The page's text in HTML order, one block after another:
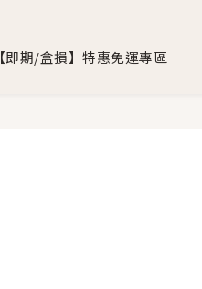
【即期/盒損】特惠免運專區